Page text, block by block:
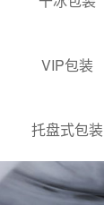
VIP包装
托盘式包装